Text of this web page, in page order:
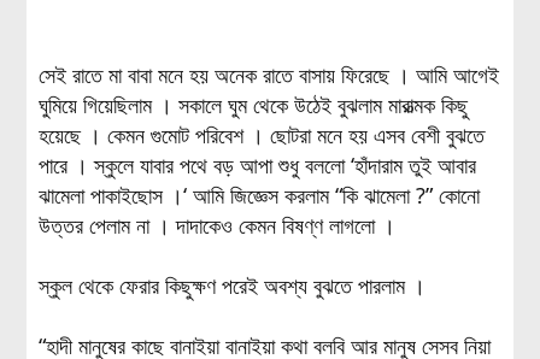
সেই রাতে মা বাবা মনে হয় অনেক রাতে বাসায় ফিরেছে । আমি আগেই
ঘুমিয়ে গিয়েছিলাম । সকালে ঘুম থেকে উঠেই বুঝলাম মারাত্মক কিছু
হয়েছে । কেমন গুমোট পরিবেশ । ছোটরা মনে হয় এসব বেশী বুঝতে
পারে । স্কুলে যাবার পথে বড় আপা শুধু বললো ‘হাঁদারাম তুই আবার
ঝামেলা পাকাইছোস ।‘ আমি জিজ্ঞেস করলাম “কি ঝামেলা ?” কোনো
উত্তর পেলাম না । দাদাকেও কেমন বিষণ্ণ লাগলো ।
স্কুল থেকে ফেরার কিছুক্ষণ পরেই অবশ্য বুঝতে পারলাম ।
“হাদী মানুষের কাছে বানাইয়া বানাইয়া কথা বলবি আর মানুষ সেসব নিয়া